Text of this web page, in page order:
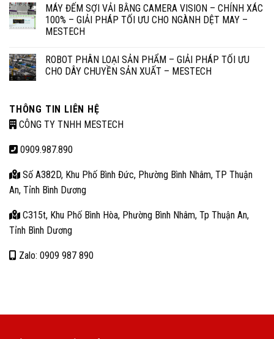
MÁY ĐẾM SỢI VẢI BẰNG CAMERA VISION – CHÍNH XÁC
100% – GIẢI PHÁP TỐI ƯU CHO NGÀNH DỆT MAY –
MESTECH
ROBOT PHÂN LOẠI SẢN PHẨM – GIẢI PHÁP TỐI ƯU
CHO DÂY CHUYỀN SẢN XUẤT – MESTECH
THÔNG TIN LIÊN HỆ
CÔNG TY TNHH MESTECH
0909.987.890
Số A382D, Khu Phố Bình Đức, Phường Bình Nhâm, TP Thuận
An, Tỉnh Bình Dương
C315t, Khu Phố Bình Hòa, Phường Bình Nhâm, Tp Thuận An,
Tỉnh Bình Dương
Zalo: 0909 987 890